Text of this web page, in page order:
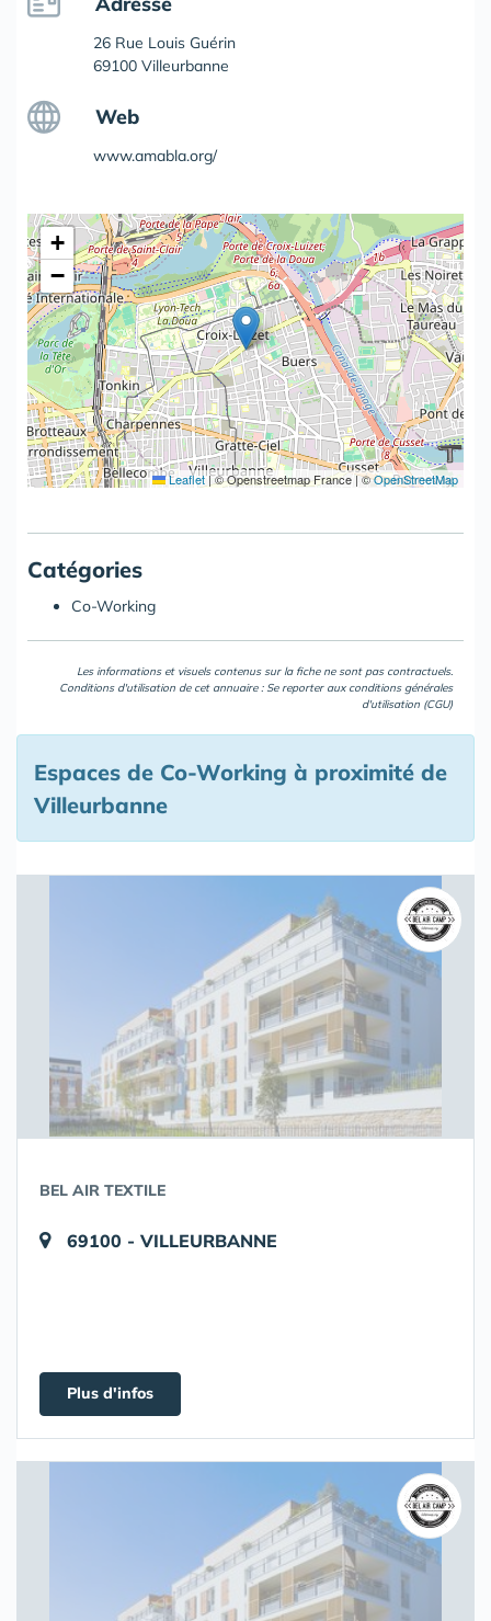
26 Rue Louis Guérin
69100 Villeurbanne
Web
www.amabla.org/
+
−
Leaflet |© Openstreetmap France | ©OpenStreetMap
Catégories
Co-Working
Les informations et visuels contenus sur la fiche ne sont pas contractuels.
Conditions d'utilisation de cet annuaire : Se reporter aux conditions générales
d'utilisation (CGU)
Espaces de Co-Working à proximité de
Villeurbanne
BEL AIR TEXTILE
69100 - VILLEURBANNE
Plus d'infos